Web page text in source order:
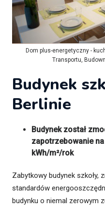
Dom plus-energetyczny -
Transportu,
Budynek
Berlinie
Budynek został
zapotrzebowanie
kWh/m²/rok
Zabytkowy budynek szkoły,
standardów
budynku o niemal zerowym